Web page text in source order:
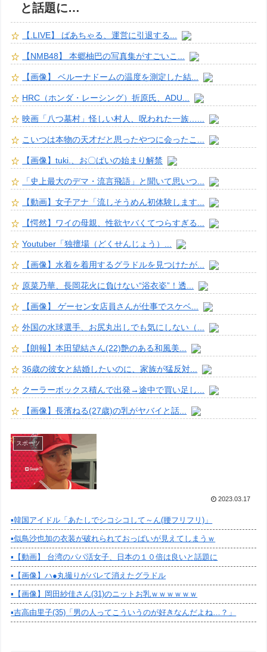
と話題に…
【.LIVE】 ばあちゃる、運営に引退する...
【NMB48】 本郷柚巴の写真集がすごいこ...
【画像】 ベルーナドームの温度を測定した結...
HRC（ホンダ・レーシング）折原氏、ADU...
映画「八つ墓村」怪しい村人、呪われた一族…...
こいつは本物の天才だと思ったやつに会ったこ...
【画像】tuki.、お〇ぱいの始まり解禁
「史上最大のデマ・流言飛語」と聞いて思いつ...
【動画】女子アナ「流しそうめん初体験します...
【愕然】ワイの母親、性欲ヤバくてつらすぎる...
Youtuber「独擅場（どくせんじょう）...
【画像】水着を着用するグラドルを見つけたが...
原菜乃華、長岡花火に負けない“浴衣姿”！透...
【画像】 ゲーセン女店員さんが仕事でスケベ...
外国の水球選手、お尻丸出しでも気にしない（...
【朗報】本田望結さん(22)艶のある和風美...
36歳の彼女と結婚したいのに、家族が猛反対...
クーラーボックス積んで出発→途中で買い足し...
【画像】長濱ねる(27歳)の乳がヤバイと話...
スポーツ
2023.03.17
▪️韓国アイドル「あたしでシコシコして～ん(腰フリフリ)」
▪️似鳥沙也加の衣装が破れられておっぱいが見えてしまうｗ
▪️【動画】 台湾のパパ活女子、日本の１０倍は良いと話題に
▪️【画像】ハ●丸撮りがバレて消えたグラドル
▪️【画像】岡田紗佳さん(31)のニットお乳ｗｗｗｗｗｗ
▪️吉高由里子(35)「男の人ってこういうのが好きなんだよね…？」